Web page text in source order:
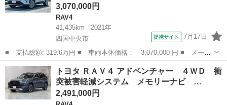
3,070,000円
RAV4
41,435km
2021年
四国中央市
提携サイト 7月17日
■ 支払総額: 319.6万円 ■ 車両本体価格： 3,070,000 円 ■ メーカ
ー名： トヨタ ■ 車種名： ＲＡＶ４ ■ グレード名： Ｇ Ｚパ
ッケージ ４ＷＤ ミュージックプレイヤー接続可 バックカメラ
衝突被害...
愛媛 四国中央市
トヨタ ＲＡＶ４ アドベンチャー ４ＷＤ 衝
突被害軽減システム メモリーナビ …
2,491,000円